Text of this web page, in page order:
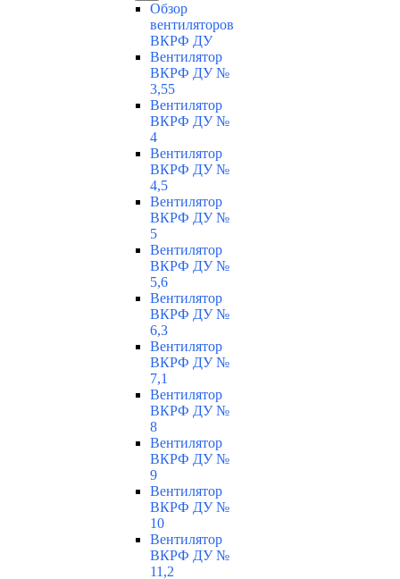
Обзор
вентиляторов
ВКРФ ДУ
Вентилятор
ВКРФ ДУ №
3,55
Вентилятор
ВКРФ ДУ №
4
Вентилятор
ВКРФ ДУ №
4,5
Вентилятор
ВКРФ ДУ №
5
Вентилятор
ВКРФ ДУ №
5,6
Вентилятор
ВКРФ ДУ №
6,3
Вентилятор
ВКРФ ДУ №
7,1
Вентилятор
ВКРФ ДУ №
8
Вентилятор
ВКРФ ДУ №
9
Вентилятор
ВКРФ ДУ №
10
Вентилятор
ВКРФ ДУ №
11,2